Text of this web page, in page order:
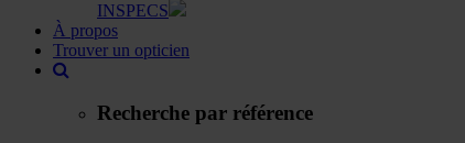
INSPECS
À propos
Trouver un opticien
Recherche par référence